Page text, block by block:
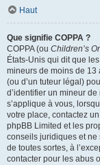
Haut
Que signifie COPPA ?
COPPA (ou Children’s
États-Unis qui dit que
mineurs de moins de 13
(ou d’un tuteur légal)
d’identifier un mineur
s’applique à vous,
votre place, contactez
phpBB Limited et les
conseils juridiques et
de toutes sortes, à
contacter pour les abus